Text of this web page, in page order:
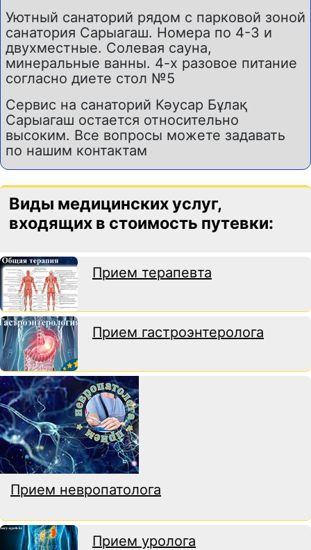
Уютный санаторий рядом с парковой зоной
санатория Сарыагаш. Номера по 4-3 и
двухместные. Солевая сауна,
минеральные ванны. 4-х разовое питание
согласно диете стол №5
Сервис на санаторий Кәусар Бұлақ
Сарыагаш остается относительно
высоким. Все вопросы можете задавать
по нашим контактам
Виды медицинских услуг,
входящих в стоимость путевки:
Прием терапевта
Прием гастроэнтеролога
Прием невропатолога
Прием уролога